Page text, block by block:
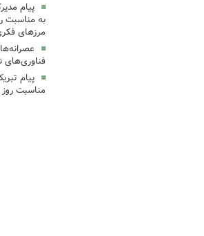
پیام
به مناسبت
مرزهای
فناوری‌های
پیام
مناسبت روز